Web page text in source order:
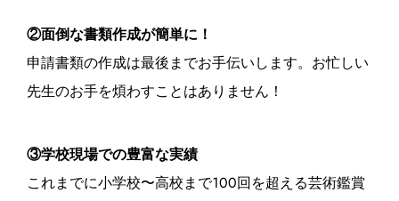
②面倒な書類作成が簡単に！
申請書類の作成は最後までお手伝いします。お忙しい
先生のお手を煩わすことはありません！
③学校現場での豊富な実績
これまでに小学校〜高校まで100回を超える芸術鑑賞